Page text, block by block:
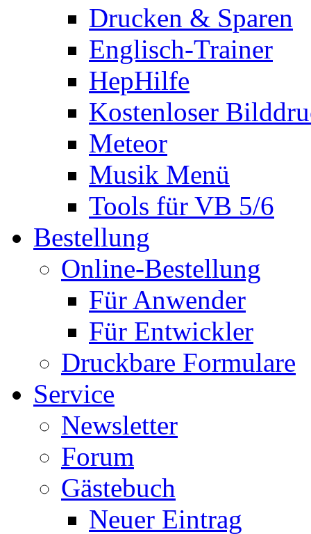
Drucken & Sparen
Englisch-Trainer
HepHilfe
Kostenloser
Meteor
Musik Menü
Tools für VB 5/6
Bestellung
Online-Bestellung
Für Anwender
Für Entwickler
Druckbare Formulare
Service
Newsletter
Forum
Gästebuch
Neuer Eintrag